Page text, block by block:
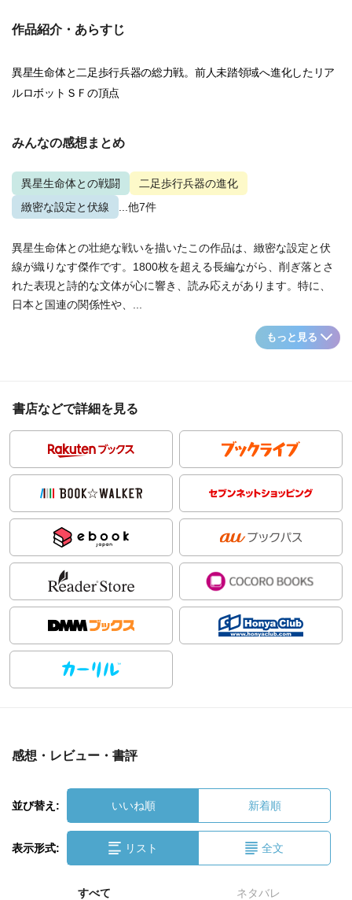
作品紹介・あらすじ
異星生命体と二足歩行兵器の総力戦。前人未踏領域へ進化したリア
ルロボットＳＦの頂点
みんなの感想まとめ
異星生命体との戦闘
二足歩行兵器の進化
緻密な設定と伏線
...他7件
異星生命体との壮絶な戦いを描いたこの作品は、緻密な設定と伏
線が織りなす傑作です。1800枚を超える長編ながら、削ぎ落とさ
れた表現と詩的な文体が心に響き、読み応えがあります。特に、
日本と国連の関係性や、...
もっと見る
書店などで詳細を見る
感想・レビュー・書評
並び替え: いいね順 新着順
表示形式: リスト 全文
すべて ネタバレ